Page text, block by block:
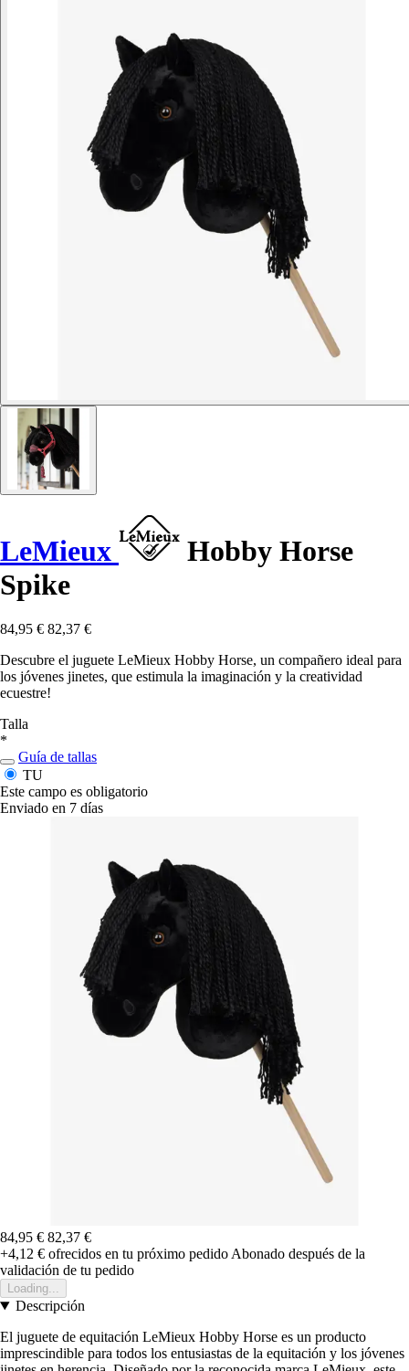
LeMieux
Hobby Horse
Spike
84,95 € 82,37 €
Descubre el juguete LeMieux Hobby Horse, un compañero ideal para
los jóvenes jinetes, que estimula la imaginación y la creatividad
ecuestre!
Talla
*
Guía de tallas
TU
Este campo es obligatorio
Enviado en 7 días
84,95 € 82,37 €
+4,12 € ofrecidos en tu próximo pedido Abonado después de la
validación de tu pedido
Loading...
Descripción
El juguete de equitación LeMieux Hobby Horse es un producto
imprescindible para todos los entusiastas de la equitación y los jóvenes